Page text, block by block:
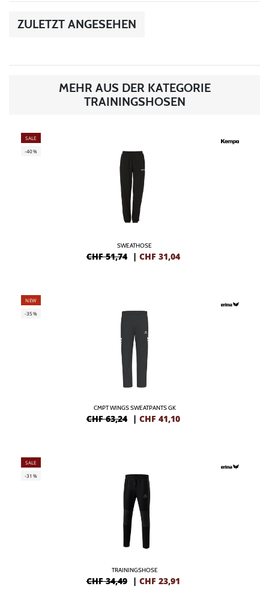
ZULETZT ANGESEHEN
MEHR AUS DER KATEGORIE
TRAININGSHOSEN
SALE
-40%
SWEATHOSE
CHF 51,74 | CHF 31,04
NEW
-35%
CMPT WINGS SWEATPANTS GK
CHF 63,24 | CHF 41,10
SALE
-31%
TRAININGSHOSE
CHF 34,49 | CHF 23,91